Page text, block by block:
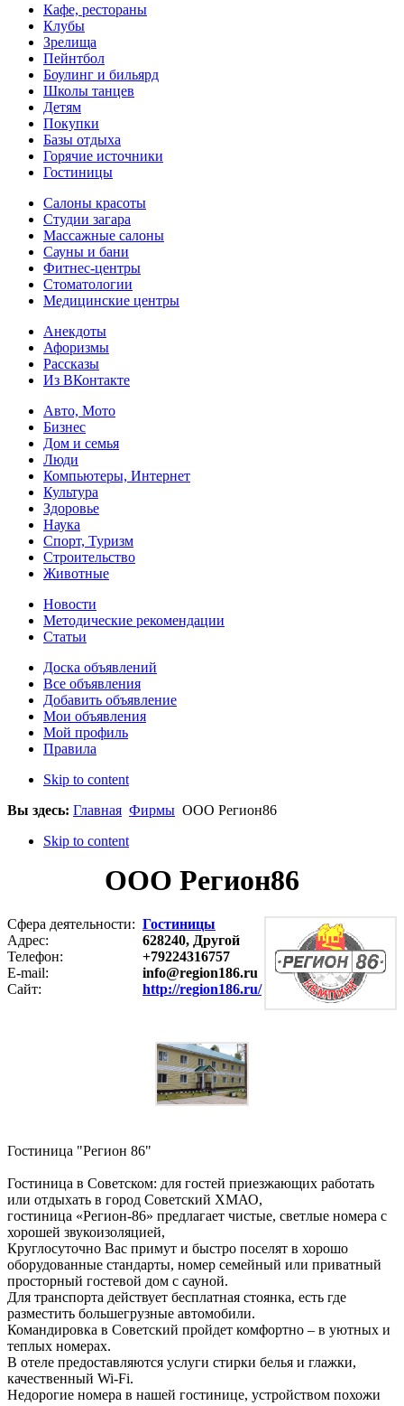
Кафе, рестораны
Клубы
Зрелища
Пейнтбол
Боулинг и бильярд
Школы танцев
Детям
Покупки
Базы отдыха
Горячие источники
Гостиницы
Салоны красоты
Студии загара
Массажные салоны
Сауны и бани
Фитнес-центры
Стоматологии
Медицинские центры
Анекдоты
Афоризмы
Рассказы
Из ВКонтакте
Авто, Мото
Бизнес
Дом и семья
Люди
Компьютеры, Интернет
Культура
Здоровье
Наука
Спорт, Туризм
Строительство
Животные
Новости
Методические рекомендации
Статьи
Доска объявлений
Все объявления
Добавить объявление
Мои объявления
Мой профиль
Правила
Skip to content
Вы здесь: Главная Фирмы ООО Регион86
Skip to content
ООО Регион86
Сфера деятельности: Гостиницы
Адрес:
628240, Другой
Телефон:
+79224316757
E-mail:
info@region186.ru
Сайт:
http://region186.ru/
Гостиница "Регион 86"
Гостиница в Советском: для гостей приезжающих работать
или отдыхать в город Советский ХМАО,
гостиница «Регион-86» предлагает чистые, светлые номера с
хорошей звукоизоляцией,
Круглосуточно Вас примут и быстро поселят в хорошо
оборудованные стандарты, номер семейный или приватный
просторный гостевой дом с сауной.
Для транспорта действует бесплатная стоянка, есть где
разместить большегрузные автомобили.
Командировка в Советский пройдет комфортно – в уютных и
теплых номерах.
В отеле предоставляются услуги стирки белья и глажки,
качественный Wi-Fi.
Недорогие номера в нашей гостинице, устройством похожи